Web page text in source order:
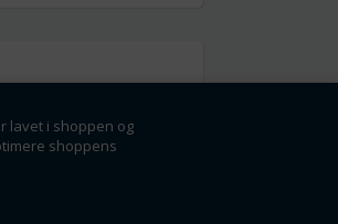
lavet i shoppen og
shoppens